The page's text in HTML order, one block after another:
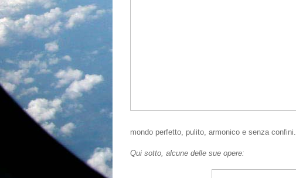
mondo perfetto, pulito, armonico e senza confini.
Qui sotto, alcune delle sue opere: